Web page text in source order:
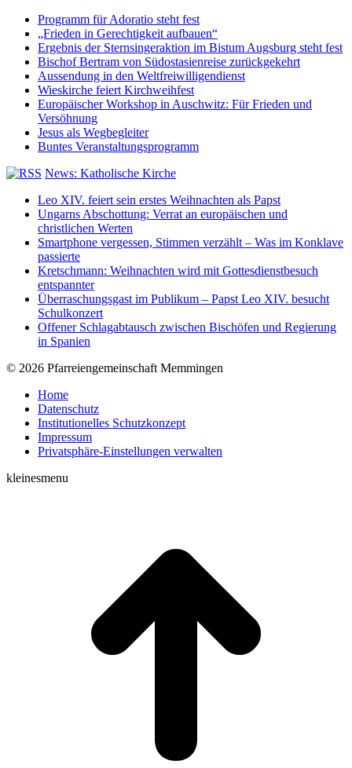
Programm für Adoratio steht fest
„Frieden in Gerechtigkeit aufbauen“
Ergebnis der Sternsingeraktion im Bistum Augsburg steht fest
Bischof Bertram von Südostasienreise zurückgekehrt
Aussendung in den Weltfreiwilligendienst
Wieskirche feiert Kirchweihfest
Europäischer Workshop in Auschwitz: Für Frieden und
Versöhnung
Jesus als Wegbegleiter
Buntes Veranstaltungsprogramm
News: Katholische Kirche
Leo XIV. feiert sein erstes Weihnachten als Papst
Ungarns Abschottung: Verrat an europäischen und
christlichen Werten
Smartphone vergessen, Stimmen verzählt – Was im Konklave
passierte
Kretschmann: Weihnachten wird mit Gottesdienstbesuch
entspannter
Überraschungsgast im Publikum – Papst Leo XIV. besucht
Schulkonzert
Offener Schlagabtausch zwischen Bischöfen und Regierung
in Spanien
© 2026 Pfarreiengemeinschaft Memmingen
Home
Datenschutz
Institutionelles Schutzkonzept
Impressum
Privatsphäre-Einstellungen verwalten
kleinesmenu